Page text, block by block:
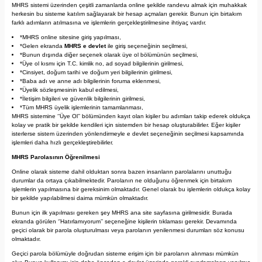
MHRS sistemi üzerinden çeşitli zamanlarda online şekilde randevu almak için muhakkak
herkesin bu sisteme katılım sağlayarak bir hesap açmaları gerekir. Bunun için birtakım
farklı adımların atılmasına ve işlemlerin gerçekleştirilmesine ihtiyaç vardır.
*MHRS online sitesine giriş yapılması,
*Gelen ekrandaMHRS e devletile giriş seçeneğinin seçilmesi,
*Bunun dışında diğer seçenek olarak üye ol bölümünün seçilmesi,
*Üye ol kısmı için T.C. kimlik no, ad soyad bilgilerinin girilmesi,
*Cinsiyet, doğum tarihi ve doğum yeri bilgilerinin girilmesi,
*Baba adı ve anne adı bilgilerinin foruma eklenmesi,
*Üyelik sözleşmesinin kabul edilmesi,
*İletişim bilgileri ve güvenlik bilgilerinin girilmesi,
*Tüm MHRS üyelik işlemlerinin tamamlanması,
MHRS sistemine ‘’Üye Ol’’ bölümünden kayıt olan kişiler bu adımları takip ederek oldukça
kolay ve pratik bir şekilde kendileri için sistemden bir hesap oluşturabilirler. Eğer kişiler
isterlerse sistem üzerinden yönlendirmeyle e devlet seçeneğinin seçilmesi kapsamında
işlemleri daha hızlı gerçekleştirebilirler.
MHRS Parolasının Öğrenilmesi
Online olarak sisteme dahil olduktan sonra bazen insanların parolalarını unuttuğu
durumlar da ortaya çıkabilmektedir. Parolanın ne olduğunu öğrenmek için birtakım
işlemlerin yapılmasına bir gereksinim olmaktadır. Genel olarak bu işlemlerin oldukça kolay
bir şekilde yapılabilmesi daima mümkün olmaktadır.
Bunun için ilk yapılması gereken şey MHRS ana site sayfasına girilmesidir. Burada
ekranda görülen ‘’Hatırlamıyorum’’ seçeneğine kişilerin tıklaması gerekir. Devamında
geçici olarak bir parola oluşturulması veya parolanın yenilenmesi durumları söz konusu
olmaktadır.
Geçici parola bölümüyle doğrudan sisteme erişim için bir parolanın alınması mümkün